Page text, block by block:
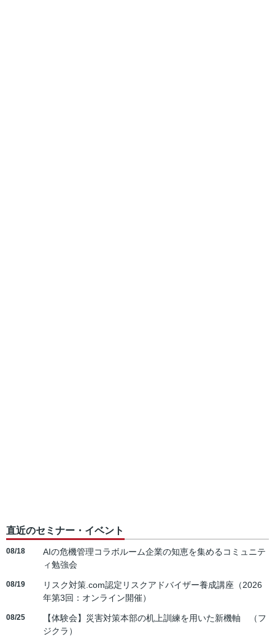
直近のセミナー・イベント
08/18
AIの危機管理コラボルーム企業の知恵を集めるコミュニテ
ィ勉強会
08/19
リスク対策.com認定リスクアドバイザー養成講座（2026
年第3回：オンライン開催）
08/25
【体験会】災害対策本部の机上訓練を用いた新機軸 （フ
ジクラ）